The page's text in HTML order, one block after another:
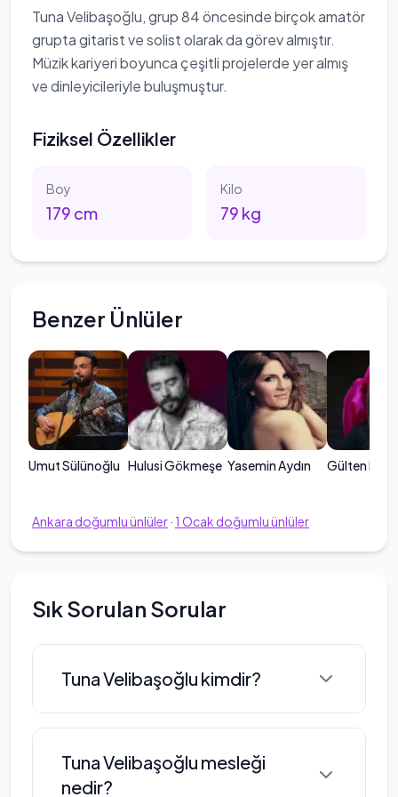
Tuna Velibaşoğlu, grup 84 öncesinde birçok amatör
grupta gitarist ve solist olarak da görev almıştır.
Müzik kariyeri boyunca çeşitli projelerde yer almış
ve dinleyicileriyle buluşmuştur.
Fiziksel Özellikler
Boy
179 cm
Kilo
79 kg
Benzer Ünlüler
Umut Sülünoğlu Hulusi Gökmeşe Yasemin Aydın Gülten Benli
Ankara doğumlu ünlüler· 1 Ocak doğumlu ünlüler
Sık Sorulan Sorular
Tuna Velibaşoğlu kimdir?
Ankara'da doğmuş bir müzisyendir.
Tuna Velibaşoğlu mesleği
nedir?